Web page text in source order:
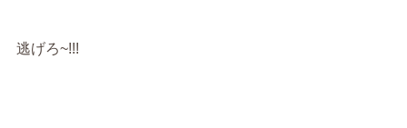
逃げろ~!!!